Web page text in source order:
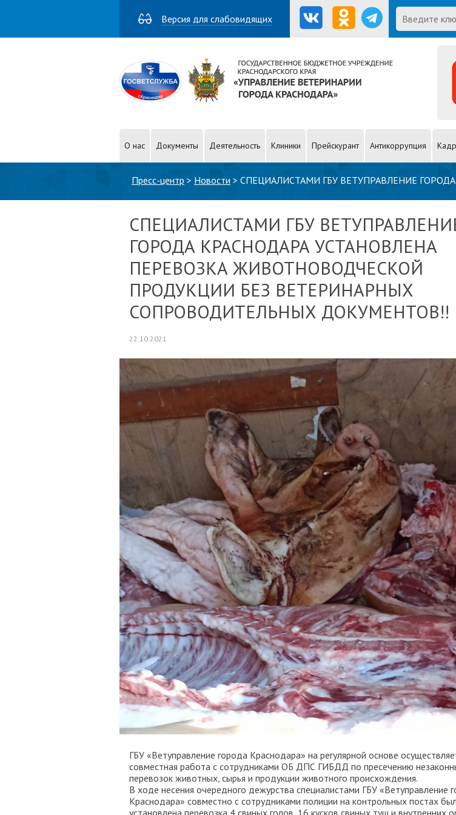
Версия для слабовидящих
E mail
Введите
поиска
О нас Документы Деятельность Клиники Прейскурант Антикоррупция
Пресс-центр > Новости > СПЕЦИАЛИСТАМИ ГБУ ВЕТУПРАВЛЕНИЕ
ЖИВОТНОВОДЧЕСКОЙ ПРОДУКЦИИ БЕЗ ВЕТЕРИНАРНЫХ
СПЕЦИАЛИСТАМИ ГБУ
ГОРОДА КРАСНОДАРА УСТАНОВЛЕНА
ПЕРЕВОЗКА ЖИВОТНОВОДЧЕСКОЙ
ПРОДУКЦИИ БЕЗ ВЕТЕРИНАРНЫХ
СОПРОВОДИТЕЛЬНЫХ ДОКУМЕНТОВ!!
22.10.2021
ГБУ «Ветуправление города Краснодара» на регулярной основе
совместная работа с сотрудниками ОБ ДПС ГИБДД по пресечению
перевозок животных, сырья и продукции животного происхождения.
В ходе несения очередного дежурства специалистами ГБУ «Ветуправление
Краснодара» совместно с сотрудниками полиции на контрольных постах
установлена перевозка 4 свиных голов, 16 кусков свиных туш и внутренних